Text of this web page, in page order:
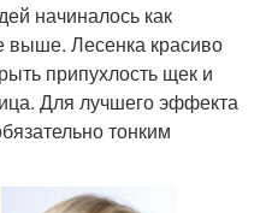
начиналось как
выше. Лесенка красиво
припухлость щек и
Для лучшего эффекта
тонким